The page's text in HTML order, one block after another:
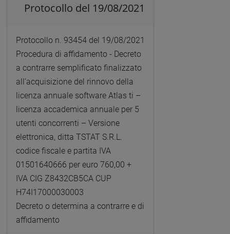
Protocollo del 19/08/2021
Protocollo n. 93454 del 19/08/2021
Procedura di affidamento - Decreto
a contrarre semplificato finalizzato
all’acquisizione del rinnovo della
licenza annuale software Atlas ti –
licenza accademica annuale per 5
utenti concorrenti – Versione
elettronica, ditta TSTAT S.R.L.
codice fiscale e partita IVA
01501640666 per euro 760,00 +
IVA CIG Z8432CB5CA CUP
H74I17000030003
Decreto o determina a contrarre e di
affidamento